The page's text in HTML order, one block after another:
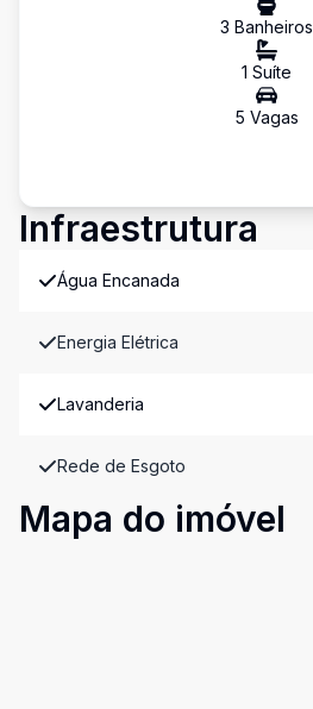
3 Banheiros
1 Suíte
5 Vagas
Infraestrutura
Água Encanada
Energia Elétrica
Lavanderia
Rede de Esgoto
Mapa do imóvel